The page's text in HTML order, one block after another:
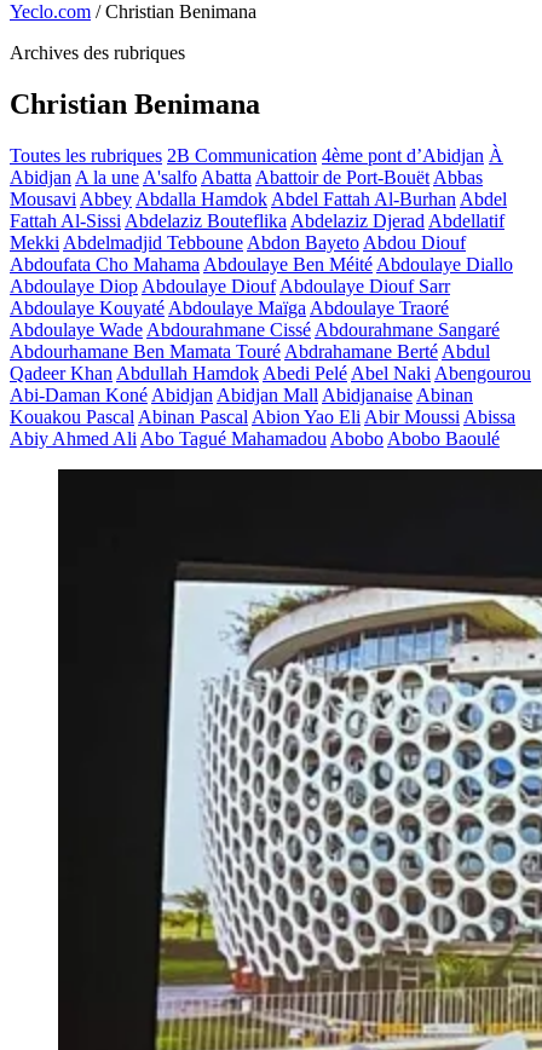
Yeclo.com / Christian Benimana
Archives des rubriques
Christian Benimana
Toutes les rubriques 2B Communication 4ème pont d’Abidjan À
Abidjan A la une A'salfo Abatta Abattoir de Port-Bouët Abbas
Mousavi Abbey Abdalla Hamdok Abdel Fattah Al-Burhan Abdel
Fattah Al-Sissi Abdelaziz Bouteflika Abdelaziz Djerad Abdellatif
Mekki Abdelmadjid Tebboune Abdon Bayeto Abdou Diouf
Abdoufata Cho Mahama Abdoulaye Ben Méité Abdoulaye Diallo
Abdoulaye Diop Abdoulaye Diouf Abdoulaye Diouf Sarr
Abdoulaye Kouyaté Abdoulaye Maïga Abdoulaye Traoré
Abdoulaye Wade Abdourahmane Cissé Abdourahmane Sangaré
Abdourhamane Ben Mamata Touré Abdrahamane Berté Abdul
Qadeer Khan Abdullah Hamdok Abedi Pelé Abel Naki Abengourou
Abi-Daman Koné Abidjan Abidjan Mall Abidjanaise Abinan
Kouakou Pascal Abinan Pascal Abion Yao Eli Abir Moussi Abissa
Abiy Ahmed Ali Abo Tagué Mahamadou Abobo Abobo Baoulé